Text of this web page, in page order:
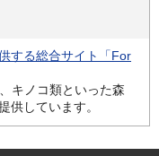
する総合サイト「For
キノコ類といった森
供しています。